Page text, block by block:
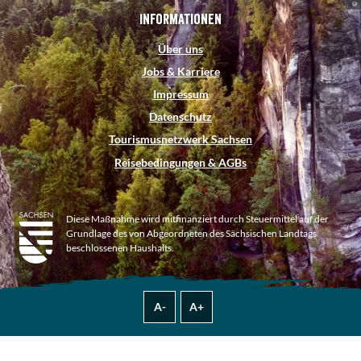
Informationen
Über uns
Jobs & Karriere
Impressum
Datenschutz
Tourismusnetzwerk Sachsen
Reisebedingungen & AGBs
Diese Maßnahme wird mitfinanziert durch Steuermittel auf der
Grundlage des von Abgeordneten des Sächsischen Landtags
beschlossenen Haushalts.
A- A+